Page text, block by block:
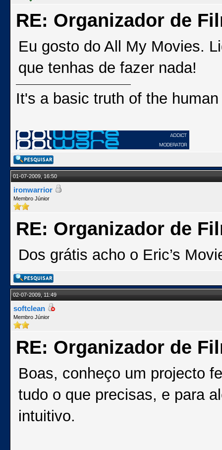
RE: Organizador de
Eu gosto do All My Movies.
que tenhas de fazer nada!
It's a basic truth of the
01-07-2009, 16:50
ironwarrior
Membro Júnior
RE: Organizador de
Dos grátis acho o Eric’s
02-07-2009, 11:49
softclean
Membro Júnior
RE: Organizador de
Boas, conheço um projecto
tudo o que precisas, e para
intuitivo.